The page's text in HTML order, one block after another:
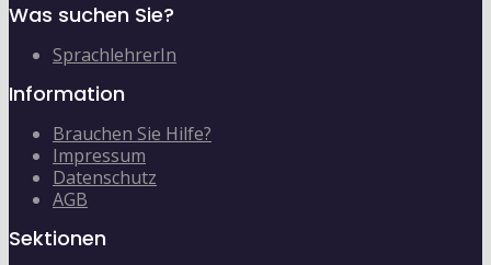
Was suchen Sie?
SprachlehrerIn
Information
Brauchen Sie Hilfe?
Impressum
Datenschutz
AGB
Sektionen